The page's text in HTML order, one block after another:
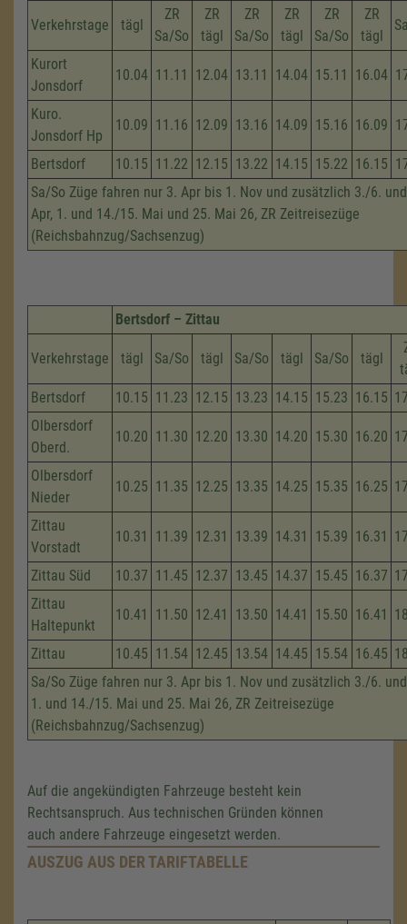
Verkehrstage tägl
ZR
Sa/So
ZR
tägl
ZR
Sa/So
ZR
tägl
ZR
Sa/So
ZR
tägl
Kurort
Jonsdorf
10.04 11.11 12.04 13.11 14.04 15.11 16.04
Kuro.
Jonsdorf Hp
10.09 11.16 12.09 13.16 14.09 15.16 16.09
Bertsdorf 10.15 11.22 12.15 13.22 14.15 15.22 16.15
Sa/So Züge fahren nur 3. Apr bis 1. Nov und zusätzlich 3./6.
Apr, 1. und 14./15. Mai und 25. Mai 26, ZR Zeitreisezüge
(Reichsbahnzug/Sachsenzug)
Bertsdorf – Zittau
Verkehrstage tägl Sa/So tägl Sa/So tägl Sa/So tägl
Bertsdorf
10.15 11.23 12.15 13.23 14.15 15.23 16.15
Olbersdorf
Oberd.
10.20 11.30 12.20 13.30 14.20 15.30 16.20
Olbersdorf
Nieder
10.25 11.35 12.25 13.35 14.25 15.35 16.25
Zittau
Vorstadt
10.31 11.39 12.31 13.39 14.31 15.39 16.31
Zittau Süd 10.37 11.45 12.37 13.45 14.37 15.45 16.37
Zittau
Haltepunkt
10.41 11.50 12.41 13.50 14.41 15.50 16.41
Zittau 10.45 11.54 12.45 13.54 14.45 15.54 16.45
Sa/So Züge fahren nur 3. Apr bis 1. Nov und zusätzlich 3./6.
1. und 14./15. Mai und 25. Mai 26, ZR Zeitreisezüge
(Reichsbahnzug/Sachsenzug)
Auf die angekündigten Fahrzeuge besteht kein
Rechtsanspruch. Aus technischen Gründen können
auch andere Fahrzeuge eingesetzt werden.
AUSZUG AUS DER TARIFTABELLE